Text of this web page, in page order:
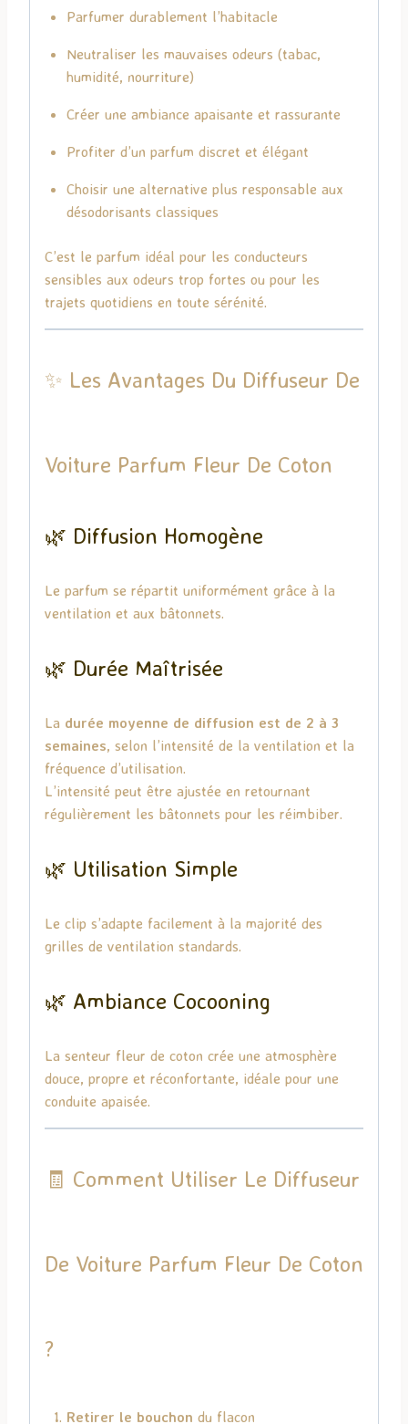
Parfumer durablement l’habitacle
Neutraliser les mauvaises odeurs (tabac,
humidité, nourriture)
Créer une ambiance apaisante et rassurante
Profiter d’un parfum discret et élégant
Choisir une alternative plus responsable aux
désodorisants classiques
C’est le parfum idéal pour les conducteurs
sensibles aux odeurs trop fortes ou pour les
trajets quotidiens en toute sérénité.
✨ Les Avantages Du Diffuseur De
Voiture Parfum Fleur De Coton
🌿 Diffusion Homogène
Le parfum se répartit uniformément grâce à la
ventilation et aux bâtonnets.
🌿 Durée Maîtrisée
La durée moyenne de diffusion est de 2 à 3
semaines, selon l’intensité de la ventilation et la
fréquence d’utilisation.
L’intensité peut être ajustée en retournant
régulièrement les bâtonnets pour les réimbiber.
🌿 Utilisation Simple
Le clip s’adapte facilement à la majorité des
grilles de ventilation standards.
🌿 Ambiance Cocooning
La senteur fleur de coton crée une atmosphère
douce, propre et réconfortante, idéale pour une
conduite apaisée.
🧾 Comment Utiliser Le Diffuseur
De Voiture Parfum Fleur De Coton
?
Retirer le bouchon du flacon